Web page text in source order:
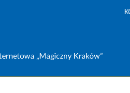
„Magiczny Kraków”